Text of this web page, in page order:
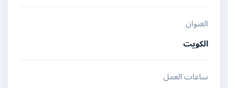
العنوان
الكويت
ساعات العمل